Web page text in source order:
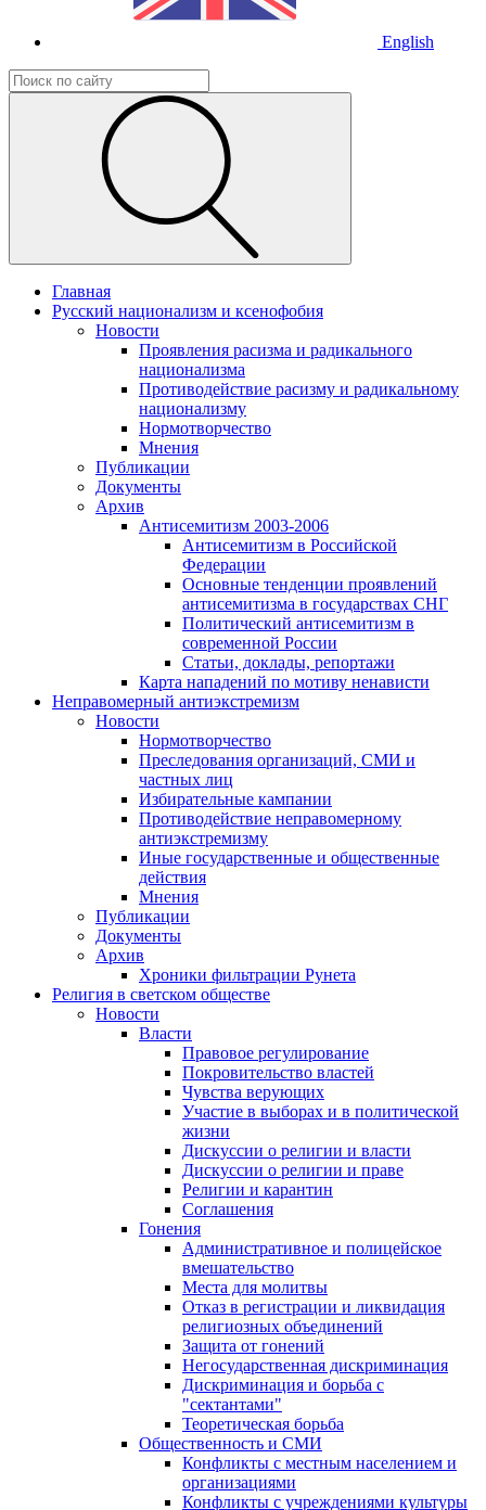
English
Главная
Русский национализм и ксенофобия
Новости
Проявления расизма и радикального
национализма
Противодействие расизму и радикальному
национализму
Нормотворчество
Мнения
Публикации
Документы
Архив
Антисемитизм 2003-2006
Антисемитизм в Российской
Федерации
Основные тенденции проявлений
антисемитизма в государствах СНГ
Политический антисемитизм в
современной России
Статьи, доклады, репортажи
Карта нападений по мотиву ненависти
Неправомерный антиэкстремизм
Новости
Нормотворчество
Преследования организаций, СМИ и
частных лиц
Избирательные кампании
Противодействие неправомерному
антиэкстремизму
Иные государственные и общественные
действия
Мнения
Публикации
Документы
Архив
Хроники фильтрации Рунета
Религия в светском обществе
Новости
Власти
Правовое регулирование
Покровительство властей
Чувства верующих
Участие в выборах и в политической
жизни
Дискуссии о религии и власти
Дискуссии о религии и праве
Религии и карантин
Соглашения
Гонения
Административное и полицейское
вмешательство
Места для молитвы
Отказ в регистрации и ликвидация
религиозных объединений
Защита от гонений
Негосударственная дискриминация
Дискриминация и борьба с
"сектантами"
Теоретическая борьба
Общественность и СМИ
Конфликты с местным населением и
организациями
Конфликты с учреждениями культуры